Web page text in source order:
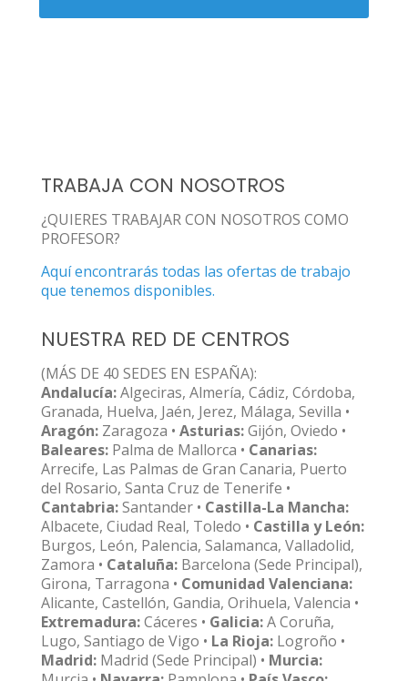
TRABAJA CON NOSOTROS
¿QUIERES TRABAJAR CON NOSOTROS COMO
PROFESOR?
Aquí encontrarás todas las ofertas de trabajo
que tenemos disponibles.
NUESTRA RED DE CENTROS
(MÁS DE 40 SEDES EN ESPAÑA):
Andalucía:Algeciras, Almería, Cádiz, Córdoba,
Granada, Huelva, Jaén, Jerez, Málaga, Sevilla •
Aragón: Zaragoza • Asturias:Gijón, Oviedo •
Baleares: Palma de Mallorca • Canarias:
Arrecife, Las Palmas de Gran Canaria, Puerto
del Rosario, Santa Cruz de Tenerife •
Cantabria:Santander • Castilla-La Mancha:
Albacete, Ciudad Real, Toledo • Castilla y León:
Burgos, León, Palencia, Salamanca, Valladolid,
Zamora • Cataluña: Barcelona (Sede Principal),
Girona, Tarragona • Comunidad Valenciana:
Alicante, Castellón, Gandia, Orihuela, Valencia •
Extremadura:Cáceres • Galicia:A Coruña,
Lugo, Santiago de Vigo • La Rioja: Logroño •
Madrid: Madrid (Sede Principal) • Murcia: